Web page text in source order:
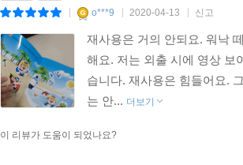
o***9 2020-04-13 신고
재사용은 거의 안되요. 워낙
해요. 저는 외출 시에 영상 보
습니다. 재사용은 힘들어요.
는 안... 더보기
이 리뷰가 도움이 되었나요?